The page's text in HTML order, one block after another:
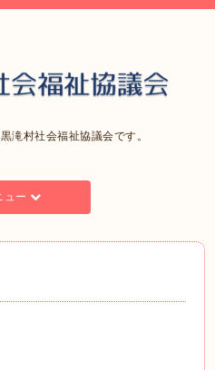
滝村社会福祉協議会です。
ュー